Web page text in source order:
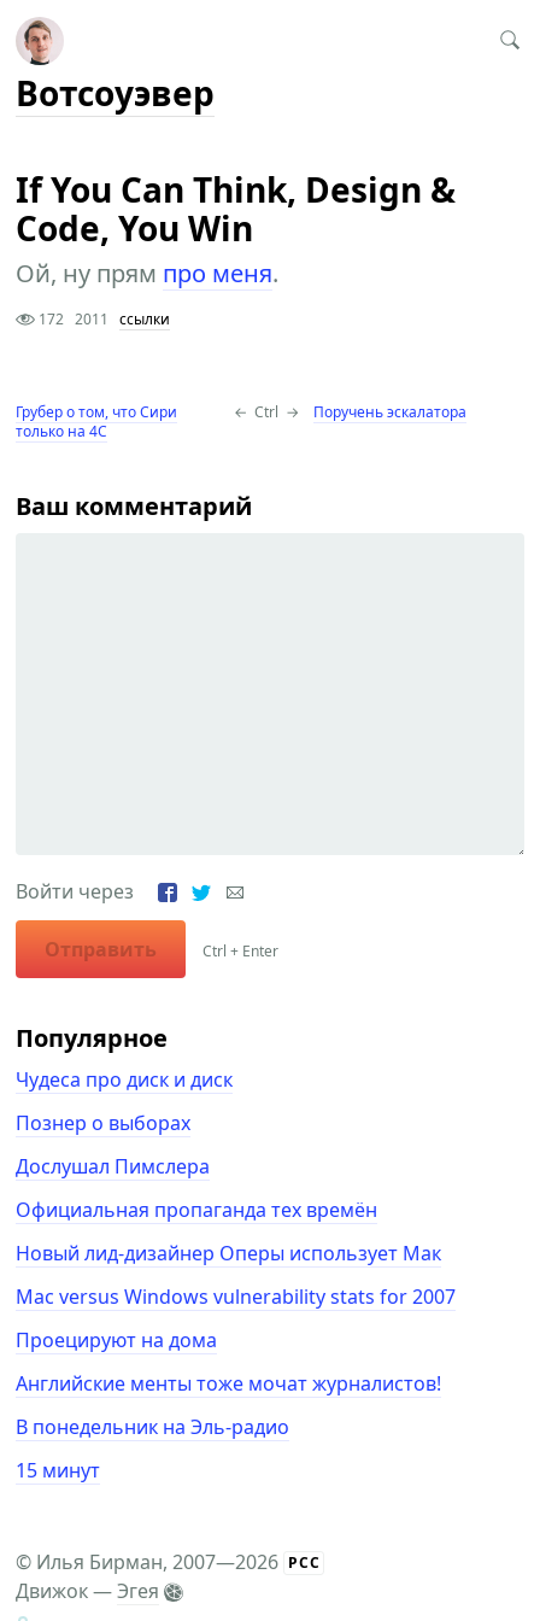
Вотсоуэвер
If You Can Think, Design &
Code, You Win
Ой, ну прям про меня.
172 2011 ссылки
Грубер о том, что Сири
только на 4С
← Ctrl → Поручень эскалатора
Ваш комментарий
Войти через
Отправить Ctrl + Enter
Популярное
Чудеса про диск и диск
Познер о выборах
Дослушал Пимслера
Официальная пропаганда тех времён
Новый лид-дизайнер Оперы использует Мак
Mac versus Windows vulnerability stats for 2007
Проецируют на дома
Английские менты тоже мочат журналистов!
В понедельник на Эль-радио
15 минут
© Илья Бирман, 2007—2026 РСС
Движок —Эгея